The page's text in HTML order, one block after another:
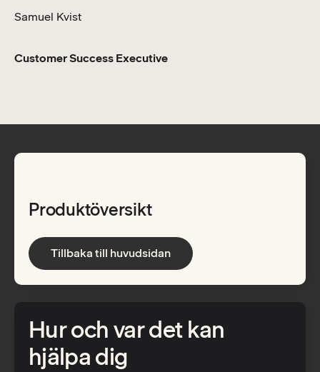
Samuel Kvist
Customer Success Executive
Produktöversikt
Tillbaka till huvudsidan
Hur och var det kan
hjälpa dig